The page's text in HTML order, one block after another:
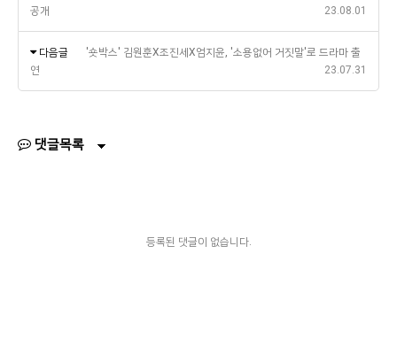
공개
23.08.01
다음글
'숏박스' 김원훈X조진세X엄지윤, '소용없어 거짓말'로 드라마 출
연
23.07.31
댓글목록
등록된 댓글이 없습니다.